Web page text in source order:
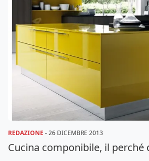
REDAZIONE -26 DICEMBRE 2013
Cucina componibile, il perché